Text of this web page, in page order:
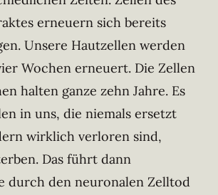
erneuern sich bereits
Unsere Hautzellen werden
Wochen erneuert. Die Zellen
halten ganze zehn Jahre. Es
in uns, die niemals ersetzt
wirklich verloren sind,
Das führt dann
durch den neuronalen Zelltod